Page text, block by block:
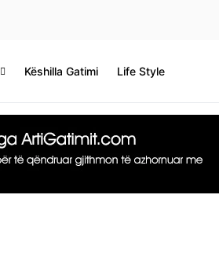
Këshilla Gatimi Life Style